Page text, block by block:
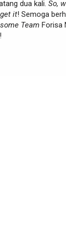
dua kali. So,
it! Semoga
Team Forisa
!